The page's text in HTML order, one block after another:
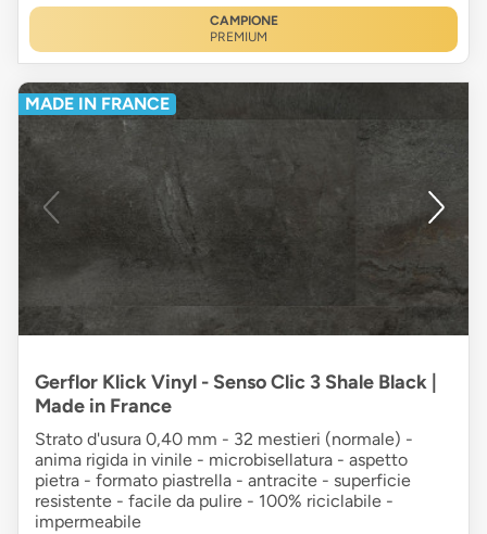
CAMPIONE
PREMIUM
MADE IN FRANCE
Gerflor Klick Vinyl - Senso Clic 3 Shale Black |
Made in France
Strato d'usura 0,40 mm - 32 mestieri (normale) -
anima rigida in vinile - microbisellatura - aspetto
pietra - formato piastrella - antracite - superficie
resistente - facile da pulire - 100% riciclabile -
impermeabile